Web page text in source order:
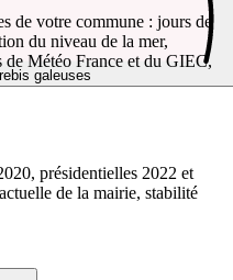
galeuses
de votre commune : jours de
du niveau de la mer,
de Météo France et du GIEC,
présidentielles 2022 et
de la mairie, stabilité